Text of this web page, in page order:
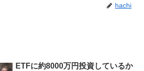
hachi
ETFに約8000万円投資しているか